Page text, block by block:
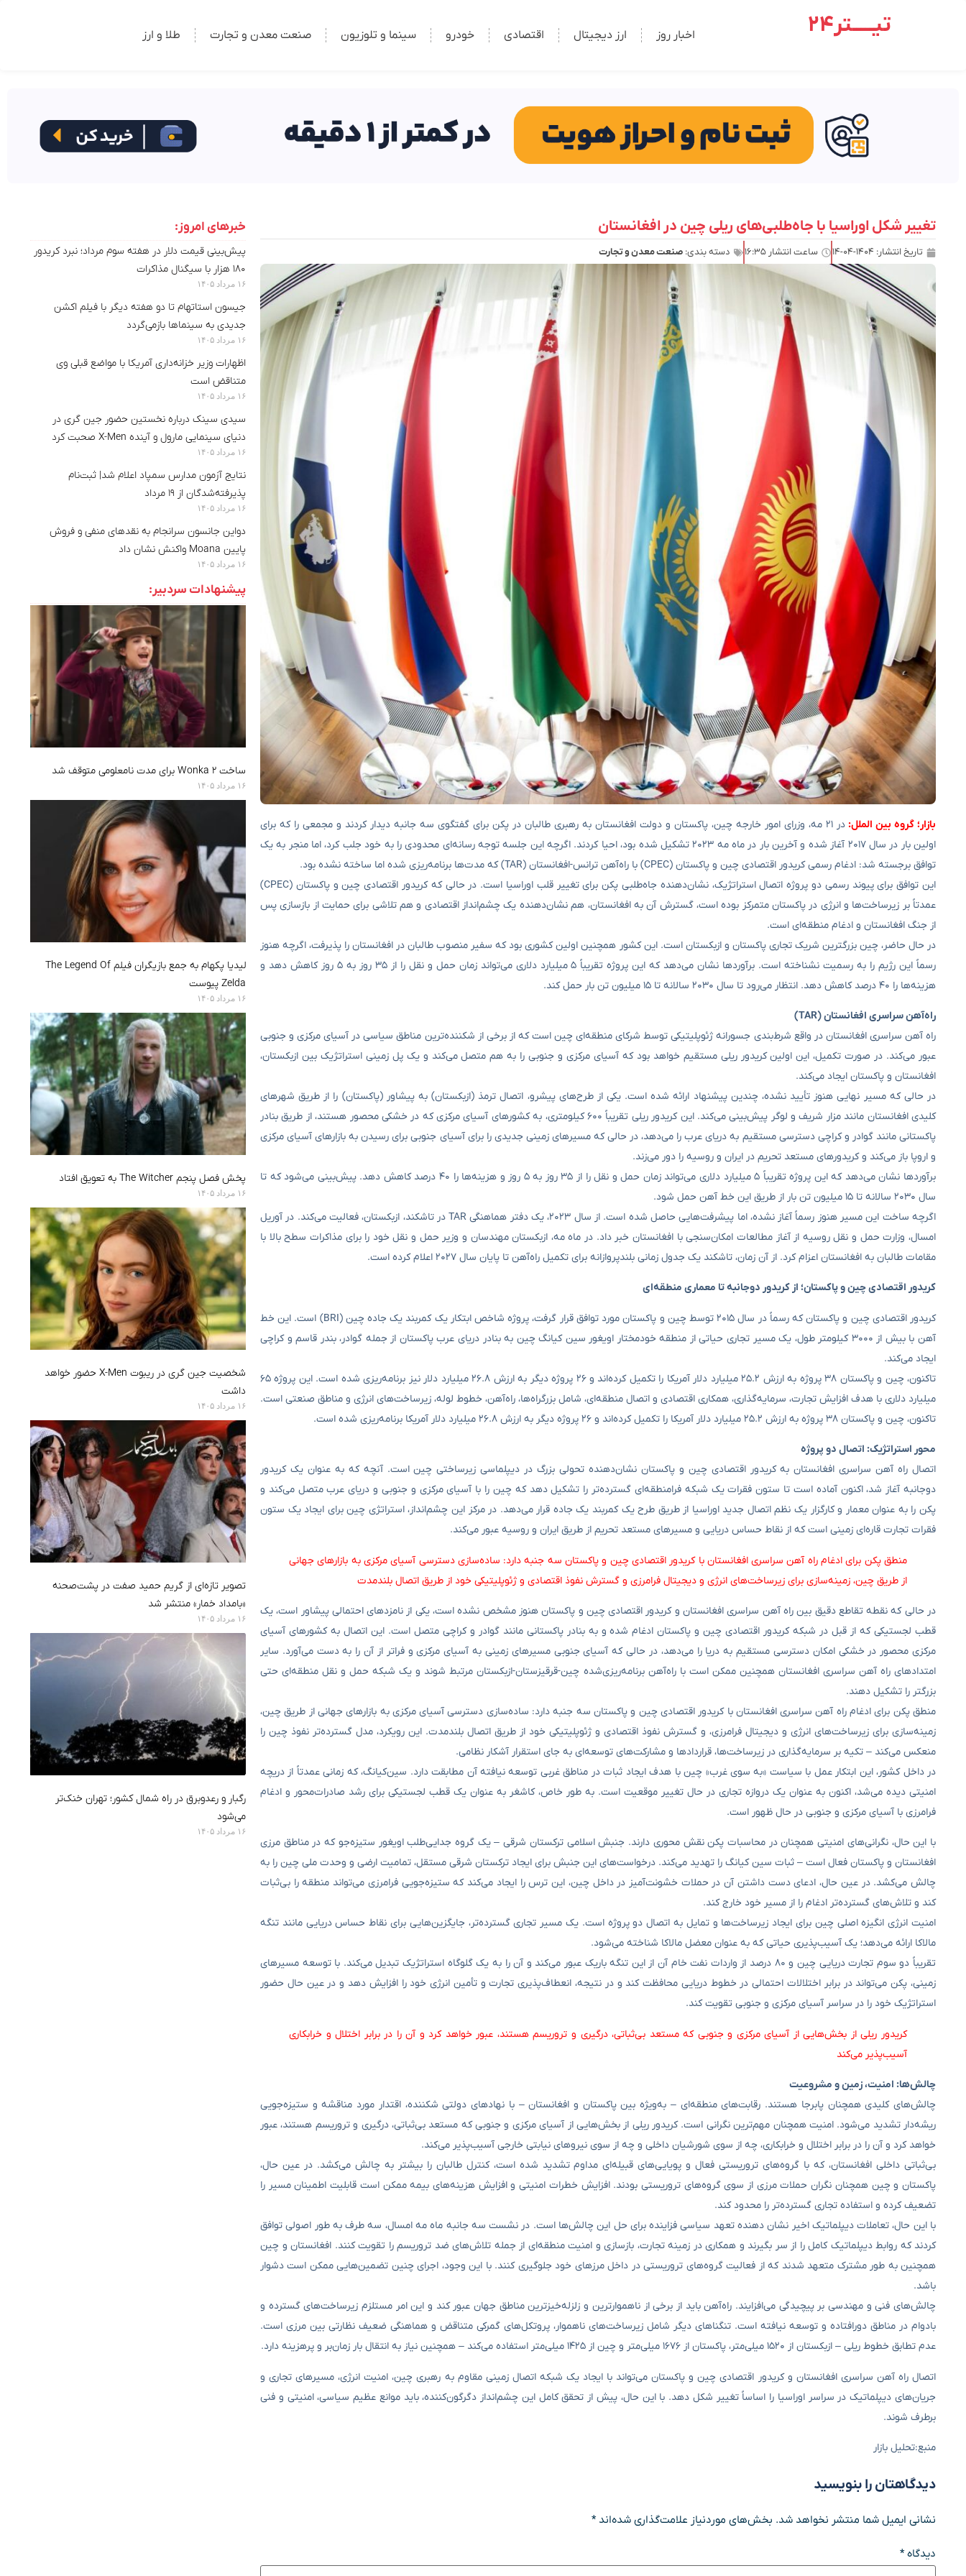
تیـــــتر24 اخبار روز ارز دیجیتال اقتصادی خودرو سینما و تلوزیون صنعت معدن و تجارت طلا و ارز
تغییر شکل اوراسیا با جاه‌طلبی‌های ریلی چین در افغانستان
تاریخ انتشار: ۱۴۰۴-۰۴-۱۴ ساعت انتشار ۱۶:۳۵ دسته بندی: صنعت معدن و تجارت
بازار؛ گروه بین الملل:
در ۲۱ مه، وزرای امور خارجه چین، پاکستان و دولت افغانستان به رهبری طالبان در پکن برای گفتگوی سه جانبه دیدار کردند و مجمعی را که برای
اولین بار در سال ۲۰۱۷ آغاز شده و آخرین بار در ماه مه ۲۰۲۳ تشکیل شده بود، احیا کردند. اگرچه این جلسه توجه رسانه‌ای محدودی را به خود جلب کرد، اما منجر به یک
توافق برجسته شد: ادغام رسمی کریدور اقتصادی چین و پاکستان (CPEC) با راه‌آهن ترانس-افغانستان (TAR) که مدت‌ها برنامه‌ریزی شده اما ساخته نشده بود.
این توافق برای پیوند رسمی دو پروژه اتصال استراتژیک، نشان‌دهنده جاه‌طلبی پکن برای تغییر قلب اوراسیا است. در حالی که کریدور اقتصادی چین و پاکستان (CPEC)
عمدتاً بر زیرساخت‌ها و انرژی در پاکستان متمرکز بوده است، گسترش آن به افغانستان، هم نشان‌دهنده یک چشم‌انداز اقتصادی و هم تلاشی برای حمایت از بازسازی پس
از جنگ افغانستان و ادغام منطقه‌ای است.
در حال حاضر، چین بزرگترین شریک تجاری پاکستان و ازبکستان است. این کشور همچنین اولین کشوری بود که سفیر منصوب طالبان در افغانستان را پذیرفت، اگرچه هنوز
رسماً این رژیم را به رسمیت نشناخته است. برآوردها نشان می‌دهد که این پروژه تقریباً ۵ میلیارد دلاری می‌تواند زمان حمل و نقل را از ۳۵ روز به ۵ روز کاهش دهد و
هزینه‌ها را ۴۰ درصد کاهش دهد. انتظار می‌رود تا سال ۲۰۳۰ سالانه تا ۱۵ میلیون تن بار حمل کند.
راه‌آهن سراسری افغانستان (TAR)
راه آهن سراسری افغانستان در واقع شرط‌بندی جسورانه ژئوپلیتیکی توسط شرکای منطقه‌ای چین است که از برخی از شکننده‌ترین مناطق سیاسی در آسیای مرکزی و جنوبی
عبور می‌کند. در صورت تکمیل، این اولین کریدور ریلی مستقیم خواهد بود که آسیای مرکزی و جنوبی را به هم متصل می‌کند و یک پل زمینی استراتژیک بین ازبکستان،
افغانستان و پاکستان ایجاد می‌کند.
در حالی که مسیر نهایی هنوز تأیید نشده، چندین پیشنهاد ارائه شده است. یکی از طرح‌های پیشرو، اتصال ترمذ (ازبکستان) به پیشاور (پاکستان) را از طریق شهرهای
کلیدی افغانستان مانند مزار شریف و لوگر پیش‌بینی می‌کند. این کریدور ریلی تقریباً ۶۰۰ کیلومتری، به کشورهای آسیای مرکزی که در خشکی محصور هستند، از طریق بنادر
پاکستانی مانند گوادر و کراچی دسترسی مستقیم به دریای عرب را می‌دهد، در حالی که مسیرهای زمینی جدیدی را برای آسیای جنوبی برای رسیدن به بازارهای آسیای مرکزی
و اروپا باز می‌کند و کریدورهای مستعد تحریم در ایران و روسیه را دور می‌زند.
برآوردها نشان می‌دهد که این پروژه تقریباً ۵ میلیارد دلاری می‌تواند زمان حمل و نقل را از ۳۵ روز به ۵ روز و هزینه‌ها را ۴۰ درصد کاهش دهد. پیش‌بینی می‌شود که تا
سال ۲۰۳۰ سالانه تا ۱۵ میلیون تن بار از طریق این خط آهن حمل شود.
اگرچه ساخت این مسیر هنوز رسماً آغاز نشده، اما پیشرفت‌هایی حاصل شده است. از سال ۲۰۲۳، یک دفتر هماهنگی TAR در تاشکند، ازبکستان، فعالیت می‌کند. در آوریل
امسال، وزارت حمل و نقل روسیه از آغاز مطالعات امکان‌سنجی با افغانستان خبر داد. در ماه مه، ازبکستان مهندسان و وزیر حمل و نقل خود را برای مذاکرات سطح بالا با
مقامات طالبان به افغانستان اعزام کرد. از آن زمان، تاشکند یک جدول زمانی بلندپروازانه برای تکمیل راه‌آهن تا پایان سال ۲۰۲۷ اعلام کرده است.
کریدور اقتصادی چین و پاکستان؛ از کریدور دوجانبه تا معماری منطقه‌ای
کریدور اقتصادی چین و پاکستان که رسماً در سال ۲۰۱۵ توسط چین و پاکستان مورد توافق قرار گرفت، پروژه شاخص ابتکار یک کمربند یک جاده چین (BRI) است. این خط
آهن با بیش از ۳۰۰۰ کیلومتر طول، یک مسیر تجاری حیاتی از منطقه خودمختار اویغور سین کیانگ چین به بنادر دریای عرب پاکستان از جمله گوادر، بندر قاسم و کراچی
ایجاد می‌کند.
تاکنون، چین و پاکستان ۳۸ پروژه به ارزش ۲۵.۲ میلیارد دلار آمریکا را تکمیل کرده‌اند و ۲۶ پروژه دیگر به ارزش ۲۶.۸ میلیارد دلار نیز برنامه‌ریزی شده است. این پروژه ۶۵
میلیارد دلاری با هدف افزایش تجارت، سرمایه‌گذاری، همکاری اقتصادی و اتصال منطقه‌ای، شامل بزرگراه‌ها، راه‌آهن، خطوط لوله، زیرساخت‌های انرژی و مناطق صنعتی است.
تاکنون، چین و پاکستان ۳۸ پروژه به ارزش ۲۵.۲ میلیارد دلار آمریکا را تکمیل کرده‌اند و ۲۶ پروژه دیگر به ارزش ۲۶.۸ میلیارد دلار آمریکا برنامه‌ریزی شده است.
محور استراتژیک: اتصال دو پروژه
اتصال راه آهن سراسری افغانستان به کریدور اقتصادی چین و پاکستان نشان‌دهنده تحولی بزرگ در دیپلماسی زیرساختی چین است. آنچه که به عنوان یک کریدور
دوجانبه آغاز شد، اکنون آماده است تا ستون فقرات یک شبکه فرامنطقه‌ای گسترده‌تر را تشکیل دهد که چین را با آسیای مرکزی و جنوبی و دریای عرب متصل می‌کند و
پکن را به عنوان معمار و کارگزار یک نظم اتصال جدید اوراسیا از طریق طرح یک کمربند یک جاده قرار می‌دهد. در مرکز این چشم‌انداز، استراتژی چین برای ایجاد یک ستون
فقرات تجارت قاره‌ای زمینی است که از نقاط حساس دریایی و مسیرهای مستعد تحریم از طریق ایران و روسیه عبور می‌کند.
منطق پکن برای ادغام راه آهن سراسری افغانستان با کریدور اقتصادی چین و پاکستان سه جنبه دارد: ساده‌سازی دسترسی آسیای مرکزی به بازارهای جهانی
از طریق چین، زمینه‌سازی برای زیرساخت‌های انرژی و دیجیتال فرامرزی و گسترش نفوذ اقتصادی و ژئوپلیتیکی خود از طریق اتصال بلندمدت
در حالی که نقطه تقاطع دقیق بین راه آهن سراسری افغانستان و کریدور اقتصادی چین و پاکستان هنوز مشخص نشده است، یکی از نامزدهای احتمالی پیشاور است، یک
قطب لجستیکی که از قبل در شبکه کریدور اقتصادی چین و پاکستان ادغام شده و به بنادر پاکستانی مانند گوادر و کراچی متصل است. این اتصال به کشورهای آسیای
مرکزی محصور در خشکی امکان دسترسی مستقیم به دریا را می‌دهد، در حالی که آسیای جنوبی مسیرهای زمینی به آسیای مرکزی و فراتر از آن را به دست می‌آورد. سایر
امتدادهای راه آهن سراسری افغانستان همچنین ممکن است با راه‌آهن برنامه‌ریزی‌شده چین-قرقیزستان-ازبکستان مرتبط شوند و یک شبکه حمل و نقل منطقه‌ای حتی
بزرگتر را تشکیل دهند.
منطق پکن برای ادغام راه آهن سراسری افغانستان با کریدور اقتصادی چین و پاکستان سه جنبه دارد: ساده‌سازی دسترسی آسیای مرکزی به بازارهای جهانی از طریق چین،
زمینه‌سازی برای زیرساخت‌های انرژی و دیجیتال فرامرزی، و گسترش نفوذ اقتصادی و ژئوپلیتیکی خود از طریق اتصال بلندمدت. این رویکرد، مدل گسترده‌تر نفوذ چین را
منعکس می‌کند – تکیه بر سرمایه‌گذاری در زیرساخت‌ها، قراردادها و مشارکت‌های توسعه‌ای به جای استقرار آشکار نظامی.
در داخل کشور، این ابتکار عمل با سیاست «به سوی غرب» چین با هدف ایجاد ثبات در مناطق غربی توسعه نیافته آن مطابقت دارد. سین‌کیانگ، که زمانی عمدتاً از دریچه
امنیتی دیده می‌شد، اکنون به عنوان یک دروازه تجاری در حال تغییر موقعیت است. به طور خاص، کاشغر به عنوان یک قطب لجستیکی برای رشد صادرات‌محور و ادغام
فرامرزی با آسیای مرکزی و جنوبی در حال ظهور است.
با این حال، نگرانی‌های امنیتی همچنان در محاسبات پکن نقش محوری دارند. جنبش اسلامی ترکستان شرقی – یک گروه جدایی‌طلب اویغور ستیزه‌جو که در مناطق مرزی
افغانستان و پاکستان فعال است – ثبات سین کیانگ را تهدید می‌کند. درخواست‌های این جنبش برای ایجاد ترکستان شرقی مستقل، تمامیت ارضی و وحدت ملی چین را به
چالش می‌کشد. در عین حال، ادعای دست داشتن آن در حملات خشونت‌آمیز در داخل چین، این ترس را ایجاد می‌کند که ستیزه‌جویی فرامرزی می‌تواند منطقه را بی‌ثبات
کند و تلاش‌های گسترده‌تر ادغام را از مسیر خود خارج کند.
امنیت انرژی انگیزه اصلی چین برای ایجاد زیرساخت‌ها و تمایل به اتصال دو پروژه است. یک مسیر تجاری گسترده‌تر، جایگزین‌هایی برای نقاط حساس دریایی مانند تنگه
مالاکا ارائه می‌دهد؛ یک آسیب‌پذیری حیاتی که به عنوان معضل مالاکا شناخته می‌شود.
تقریباً دو سوم تجارت دریایی چین و ۸۰ درصد از واردات نفت خام آن از این تنگه باریک عبور می‌کند و آن را به یک گلوگاه استراتژیک تبدیل می‌کند. با توسعه مسیرهای
زمینی، پکن می‌تواند در برابر اختلالات احتمالی در خطوط دریایی محافظت کند و در نتیجه، انعطاف‌پذیری تجارت و تأمین انرژی خود را افزایش دهد و در عین حال حضور
استراتژیک خود را در سراسر آسیای مرکزی و جنوبی تقویت کند.
کریدور ریلی از بخش‌هایی از آسیای مرکزی و جنوبی که مستعد بی‌ثباتی، درگیری و تروریسم هستند، عبور خواهد کرد و آن را در برابر اختلال و خرابکاری
آسیب‌پذیر می‌کند
چالش‌ها: امنیت، زمین و مشروعیت
چالش‌های کلیدی همچنان پابرجا هستند. رقابت‌های منطقه‌ای – به‌ویژه بین پاکستان و افغانستان – با نهادهای دولتی شکننده، اقتدار مورد مناقشه و ستیزه‌جویی
ریشه‌دار تشدید می‌شود. امنیت همچنان مهم‌ترین نگرانی است. کریدور ریلی از بخش‌هایی از آسیای مرکزی و جنوبی که مستعد بی‌ثباتی، درگیری و تروریسم هستند، عبور
خواهد کرد و آن را در برابر اختلال و خرابکاری، چه از سوی شورشیان داخلی و چه از سوی نیروهای نیابتی خارجی آسیب‌پذیر می‌کند.
بی‌ثباتی داخلی افغانستان، که با گروه‌های تروریستی فعال و پویایی‌های قبیله‌ای مداوم تشدید شده است، کنترل طالبان را بیشتر به چالش می‌کشد. در عین حال،
پاکستان و چین همچنان نگران حملات مرزی از سوی گروه‌های تروریستی بودند. افزایش خطرات امنیتی و افزایش هزینه‌های بیمه ممکن است قابلیت اطمینان مسیر را
تضعیف کرده و استفاده تجاری گسترده‌تر را محدود کند.
با این حال، تعاملات دیپلماتیک اخیر نشان دهنده تعهد سیاسی فزاینده برای حل این چالش‌ها است. در نشست سه جانبه ماه مه امسال، سه طرف به طور اصولی توافق
کردند که روابط دیپلماتیک کامل را از سر بگیرند و همکاری در زمینه تجارت، بازسازی و امنیت منطقه‌ای از جمله تلاش‌های ضد تروریسم را تقویت کنند. افغانستان و چین
همچنین به طور مشترک متعهد شدند که از فعالیت گروه‌های تروریستی در داخل مرزهای خود جلوگیری کنند. با این وجود، اجرای چنین تضمین‌هایی ممکن است دشوار
باشد.
چالش‌های فنی و مهندسی بر پیچیدگی می‌افزایند. راه‌آهن باید از برخی از ناهموارترین و زلزله‌خیزترین مناطق جهان عبور کند و این امر مستلزم زیرساخت‌های گسترده و
بادوام در مناطق دورافتاده و توسعه نیافته است. تنگناهای دیگر شامل زیرساخت‌های ناهموار، پروتکل‌های گمرکی متناقض و هماهنگی ضعیف نظارتی بین مرزی است.
عدم تطابق خطوط ریلی – ازبکستان از ۱۵۲۰ میلی‌متر، پاکستان از ۱۶۷۶ میلی‌متر و چین از ۱۴۲۵ میلی‌متر استفاده می‌کند – همچنین نیاز به انتقال بار زمان‌بر و پرهزینه دارد.
اتصال راه آهن سراسری افغانستان و کریدور اقتصادی چین و پاکستان می‌تواند با ایجاد یک شبکه اتصال زمینی مقاوم به رهبری چین، امنیت انرژی، مسیرهای تجاری و
جریان‌های دیپلماتیک در سراسر اوراسیا را اساساً تغییر شکل دهد. با این حال، پیش از تحقق کامل این چشم‌انداز دگرگون‌کننده، باید موانع عظیم سیاسی، امنیتی و فنی
برطرف شوند.
منبع:تحلیل بازار
دیدگاهتان را بنویسید
نشانی ایمیل شما منتشر نخواهد شد. بخش‌های موردنیاز علامت‌گذاری شده‌اند*
دیدگاه*
خبرهای امروز:
پیش‌بینی قیمت دلار در هفته سوم مرداد؛ نبرد کریدور
۱۸۰ هزار با سیگنال مذاکرات
۱۶ مرداد ۱۴۰۵
جیسون استاتهام تا دو هفته دیگر با فیلم اکشن
جدیدی به سینماها بازمی‌گردد
۱۶ مرداد ۱۴۰۵
اظهارات وزیر خزانه‌داری آمریکا با مواضع قبلی وی
متناقض است
۱۶ مرداد ۱۴۰۵
سیدی سینک درباره نخستین حضور جین گری در
دنیای سینمایی مارول و آینده X-Men صحبت کرد
۱۶ مرداد ۱۴۰۵
نتایج آزمون مدارس سمپاد اعلام شد| ثبت‌نام
پذیرفته‌شدگان از ۱۹ مرداد
۱۶ مرداد ۱۴۰۵
دواین جانسون سرانجام به نقدهای منفی و فروش
پایین Moana واکنش نشان داد
۱۶ مرداد ۱۴۰۵
پیشنهادات سردبیر:
ساخت Wonka 2 برای مدت نامعلومی متوقف شد
۱۶ مرداد ۱۴۰۵
لیدیا پکهام به جمع بازیگران فیلم The Legend Of
Zelda پیوست
۱۶ مرداد ۱۴۰۵
پخش فصل پنجم The Witcher به تعویق افتاد
۱۶ مرداد ۱۴۰۵
شخصیت جین گری در ریبوت X-Men حضور خواهد
داشت
۱۶ مرداد ۱۴۰۵
تصویر تازه‌ای از گریم حمید صفت در پشت‌صحنه
«بامداد خمار» منتشر شد
۱۶ مرداد ۱۴۰۵
رگبار و رعدوبرق در راه شمال کشور؛ تهران خنک‌تر
می‌شود
۱۶ مرداد ۱۴۰۵